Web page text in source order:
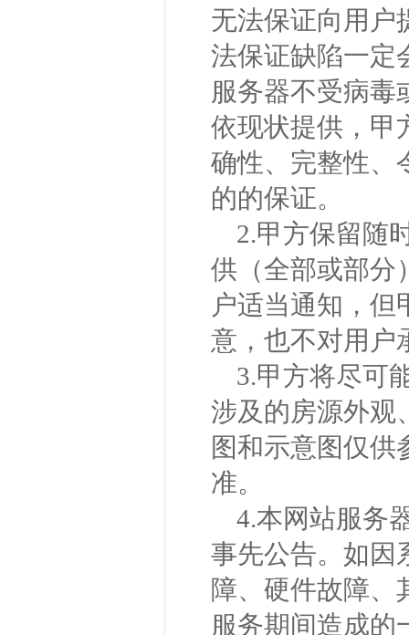
无法保证向用户
法保证缺陷一定
服务器不受病毒
依现状提供，甲
确性、完整性、
的的保证。
2.甲方保留随
供（全部或部分
户适当通知，
意，也不对用户
3.甲方将尽可
涉及的房源外观
图和示意图仅供
准。
4.本网站服务
事先公告。如因
障、硬件故障、
服务期间造成的